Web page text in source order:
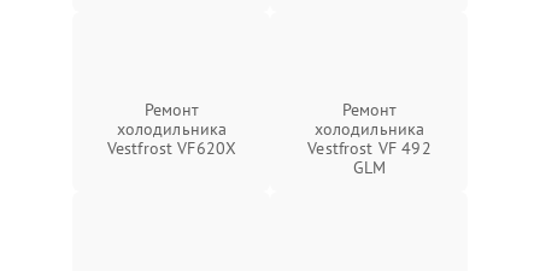
Ремонт
холодильника
Vestfrost VF620X
Ремонт
холодильника
Vestfrost VF 492
GLM